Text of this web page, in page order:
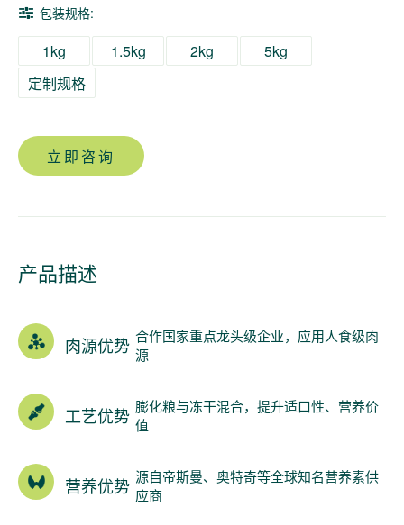
制 包装规格:
1kg 1.5kg 2kg
5kg
定制规格
立即咨询
产品描述
肉源优势 合作国家重点龙头级企业，应用人食级肉
源
工艺优势 膨化粮与冻干混合，提升适口性、营养价
值
营养优势 源自帝斯曼、奥特奇等全球知名营养素供
应商